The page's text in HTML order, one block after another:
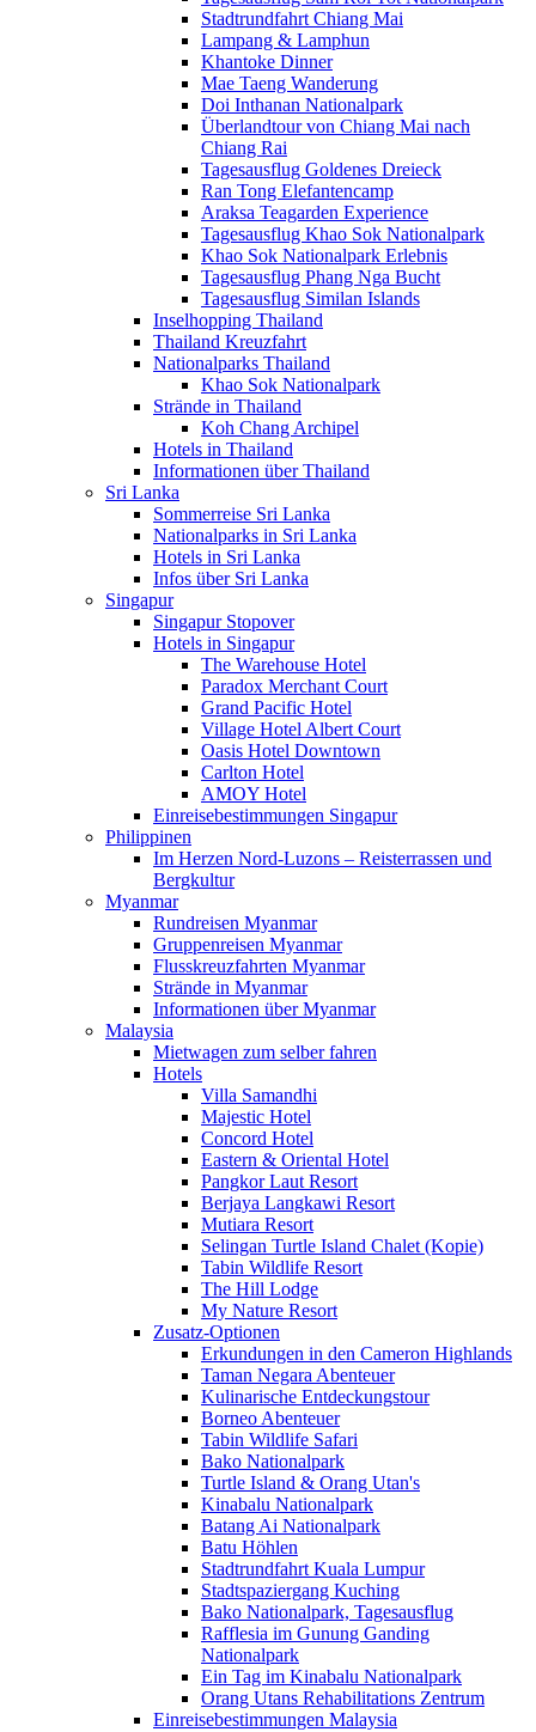
Stadtrundfahrt Chiang Mai
Lampang & Lamphun
Khantoke Dinner
Mae Taeng Wanderung
Doi Inthanan Nationalpark
Überlandtour von Chiang Mai nach
Chiang Rai
Tagesausflug Goldenes Dreieck
Ran Tong Elefantencamp
Araksa Teagarden Experience
Tagesausflug Khao Sok Nationalpark
Khao Sok Nationalpark Erlebnis
Tagesausflug Phang Nga Bucht
Tagesausflug Similan Islands
Inselhopping Thailand
Thailand Kreuzfahrt
Nationalparks Thailand
Khao Sok Nationalpark
Strände in Thailand
Koh Chang Archipel
Hotels in Thailand
Informationen über Thailand
Sri Lanka
Sommerreise Sri Lanka
Nationalparks in Sri Lanka
Hotels in Sri Lanka
Infos über Sri Lanka
Singapur
Singapur Stopover
Hotels in Singapur
The Warehouse Hotel
Paradox Merchant Court
Grand Pacific Hotel
Village Hotel Albert Court
Oasis Hotel Downtown
Carlton Hotel
AMOY Hotel
Einreisebestimmungen Singapur
Philippinen
Im Herzen Nord-Luzons – Reisterrassen und
Bergkultur
Myanmar
Rundreisen Myanmar
Gruppenreisen Myanmar
Flusskreuzfahrten Myanmar
Strände in Myanmar
Informationen über Myanmar
Malaysia
Mietwagen zum selber fahren
Hotels
Villa Samandhi
Majestic Hotel
Concord Hotel
Eastern & Oriental Hotel
Pangkor Laut Resort
Berjaya Langkawi Resort
Mutiara Resort
Selingan Turtle Island Chalet (Kopie)
Tabin Wildlife Resort
The Hill Lodge
My Nature Resort
Zusatz-Optionen
Erkundungen in den Cameron Highlands
Taman Negara Abenteuer
Kulinarische Entdeckungstour
Borneo Abenteuer
Tabin Wildlife Safari
Bako Nationalpark
Turtle Island & Orang Utan's
Kinabalu Nationalpark
Batang Ai Nationalpark
Batu Höhlen
Stadtrundfahrt Kuala Lumpur
Stadtspaziergang Kuching
Bako Nationalpark, Tagesausflug
Rafflesia im Gunung Ganding
Nationalpark
Ein Tag im Kinabalu Nationalpark
Orang Utans Rehabilitations Zentrum
Einreisebestimmungen Malaysia